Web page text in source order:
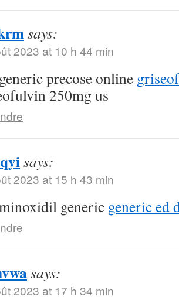
says:
2023 at 10 h 44 min
precose online
250mg us
says:
2023 at 15 h 43 min
generic generic ed
says:
2023 at 17 h 34 min